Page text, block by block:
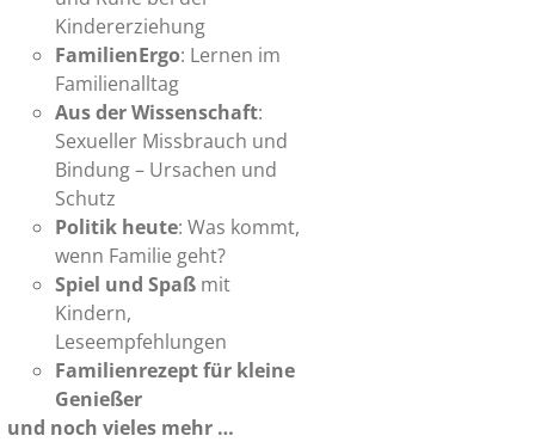
Kindererziehung
FamilienErgo: Lernen im
Familienalltag
Aus der Wissenschaft:
Sexueller Missbrauch und
Bindung – Ursachen und
Schutz
Politik heute: Was kommt,
wenn Familie geht?
Spiel und Spaß mit
Kindern,
Leseempfehlungen
Familienrezeptfür kleine
Genießer
und noch vieles mehr …